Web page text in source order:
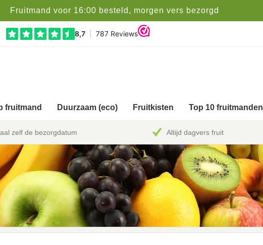
Fruitmand voor 16:00 besteld, morgen vers bezorgd
fruitmand Duurzaam (eco) Fruitkisten Top 10 fruitmanden
zelf de bezorgdatum Altijd dagvers fruit